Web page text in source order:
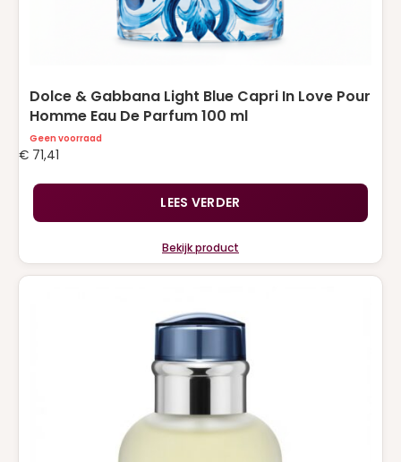
Dolce & Gabbana Light Blue Capri In Love Pour
Homme Eau De Parfum 100 ml
Geen voorraad
€ 71,41
LEES VERDER
Bekijk product